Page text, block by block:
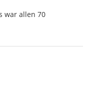
war allen 70